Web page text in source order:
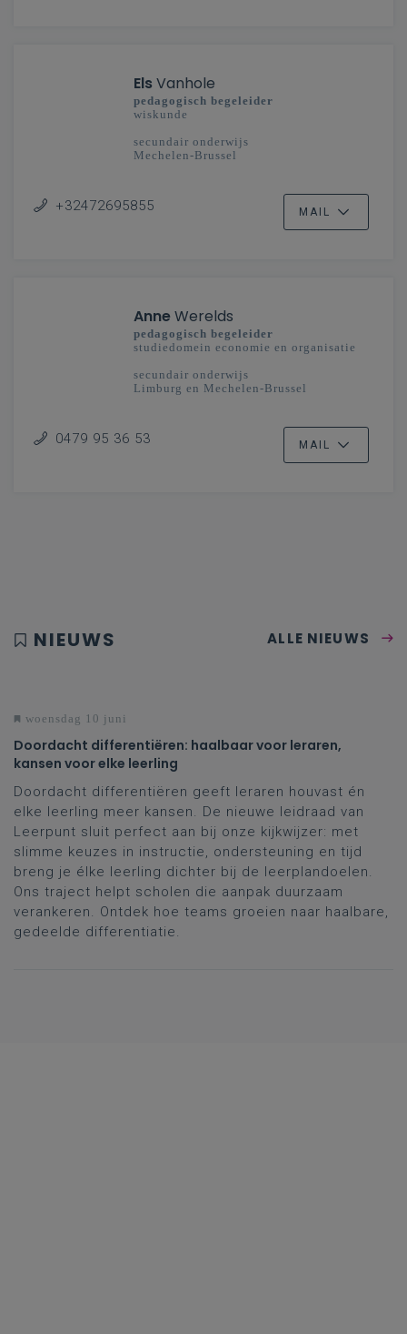
ElsVanhole
pedagogisch begeleider
wiskunde
secundair onderwijs
Mechelen-Brussel
+32472695855 MAIL
AnneWerelds
pedagogisch begeleider
studiedomein economie en organisatie
secundair onderwijs
Limburg en Mechelen-Brussel
0479 95 36 53 MAIL
NIEUWS ALLE NIEUWS
woensdag 10 juni
Doordacht differentiëren: haalbaar voor leraren,
kansen voor elke leerling
Doordacht differentiëren geeft leraren houvast én
elke leerling meer kansen. De nieuwe leidraad van
Leerpunt sluit perfect aan bij onze kijkwijzer: met
slimme keuzes in instructie, ondersteuning en tijd
breng je élke leerling dichter bij de leerplandoelen.
Ons traject helpt scholen die aanpak duurzaam
verankeren. Ontdek hoe teams groeien naar haalbare,
gedeelde differentiatie.